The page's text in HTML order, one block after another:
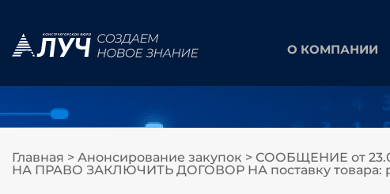
О КОМПАНИИ
Главная > Анонсирование закупок > СООБЩЕНИЕ от
НА ПРАВО ЗАКЛЮЧИТЬ ДОГОВОР НА поставку товара: